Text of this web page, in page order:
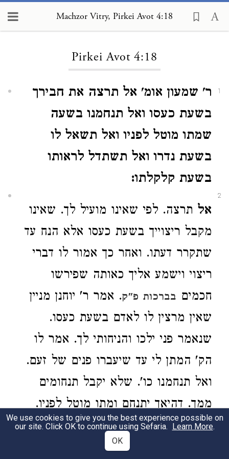
Machzor Vitry, Pirkei Avot 4:18
Pirkei Avot 4:18
1
ר' שמעון אומ' אל תרצה את חבירך
בשעת כעסו ואל תנחמנו בשעה
שמתו מוטל לפניו ואל תשאל לו
בשעת נדרו ואל תשתדל לראותו
בשעת קלקלתו:
2
אל תרצה. לפי שאינו מועיל לך. שאינו
מקבל ריצוייך בשעת כעסו אלא הנח עד
שתקרר דעתו. ואחר כך אמור לו דברי
ריצוי וישמע אליך כאותה שפירשו
חכמים בברכות פ"ק. אמר ר' יוחנן מניין
שאין מרצין לו לאדם בשעת כעסו.
שנאמר פני ילכו והניחותי לך. אמר לו
הק' המתן לי עד שיעברו פנים של זעם.
ואל תנחמנו כו'. שלא יקבל תנחומים
ממך. דהיאך יתנחם ומתו מוטל לפניו.
אלא משיתסתם הגולל יש לך לנחמו.
ואל תשאל לו להתיר נדרו. מפני שאתה
We use cookies to give you the best experience possible on
our site. Click OK to continue using Sefaria. Learn More.
OK